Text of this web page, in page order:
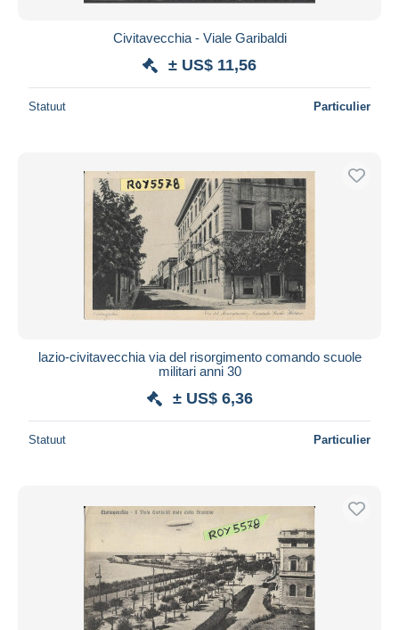
Civitavecchia - Viale Garibaldi
± US$ 11,56
Statuut Particulier
lazio-civitavecchia via del risorgimento comando scuole
militari anni 30
± US$ 6,36
Statuut Particulier